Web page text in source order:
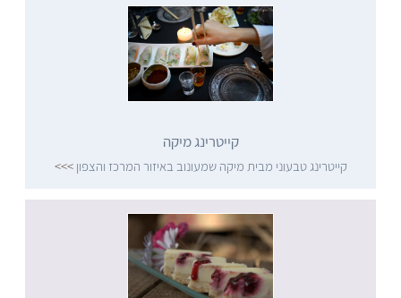
קייטרינג מיקה
קייטרינג טבעוני מבית מיקה שמעונוב באיזור המרכז והצפון>>>